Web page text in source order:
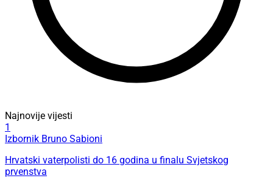
Najnovije vijesti
1
Izbornik Bruno Sabioni
Hrvatski vaterpolisti do 16 godina u finalu Svjetskog
prvenstva